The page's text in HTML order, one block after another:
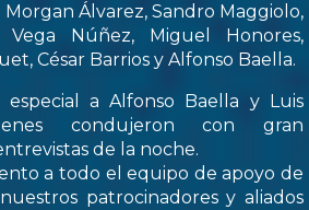
Álvarez, Sandro Maggiolo,
Núñez, Miguel Honores,
César Barrios y Alfonso Baella.
especial a Alfonso Baella y Luis
condujeron con gran
de la noche.
a todo el equipo de apoyo de
patrocinadores y aliados